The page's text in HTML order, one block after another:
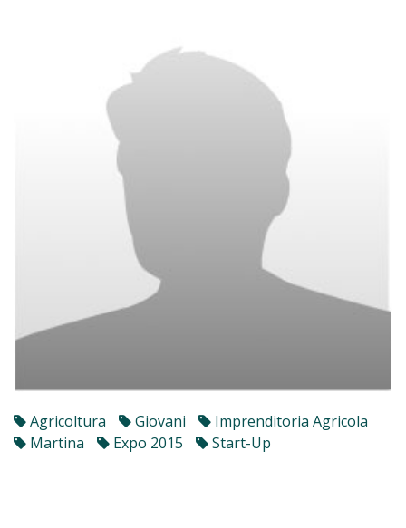
Agricoltura Giovani
Imprenditoria Agricola
Martina
Expo 2015 Start-Up